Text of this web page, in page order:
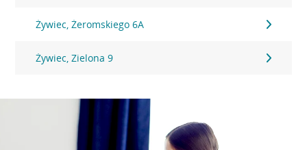
Żywiec, Żeromskiego 6A
Żywiec, Zielona 9